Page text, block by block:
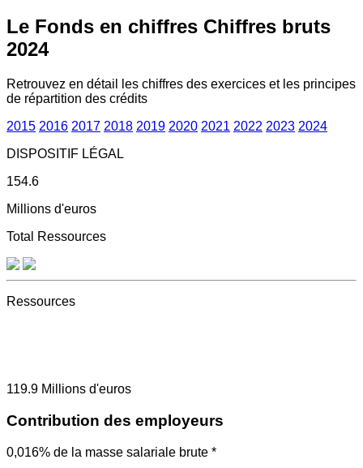
Le Fonds en chiffres Chiffres bruts
2024
Retrouvez en détail les chiffres des exercices et les principes
de répartition des crédits
2015 2016 2017 2018 2019 2020 2021 2022 2023 2024
DISPOSITIF LÉGAL
154.6
Millions d'euros
Total Ressources
Ressources
119.9 Millions d'euros
Contribution des employeurs
0,016% de la masse salariale brute *